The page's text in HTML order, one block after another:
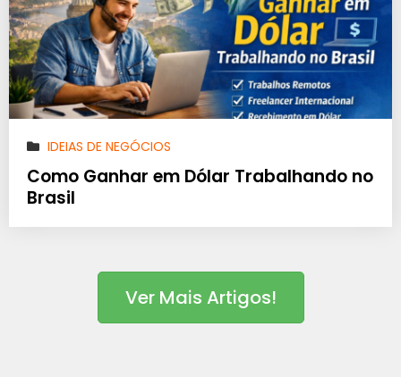
IDEIAS DE NEGÓCIOS
Como Ganhar em Dólar Trabalhando no
Brasil
Ver Mais Artigos!